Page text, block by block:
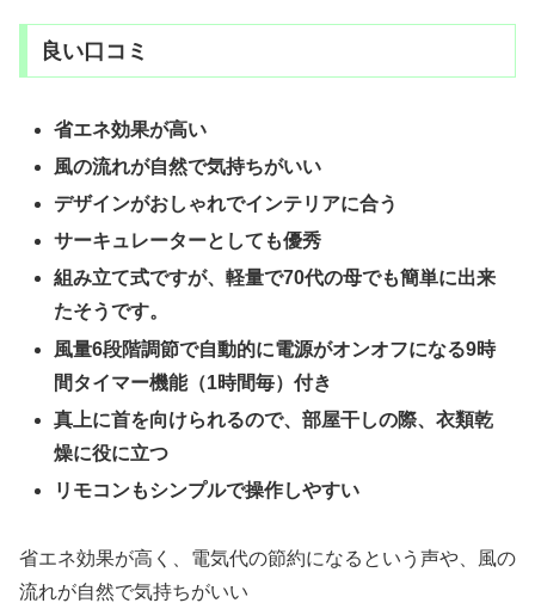
良い口コミ
省エネ効果が高い
風の流れが自然で気持ちがいい
デザインがおしゃれでインテリアに合う
サーキュレーターとしても優秀
組み立て式ですが、軽量で70代の母でも簡単に出来
たそうです。
風量6段階調節で自動的に電源がオンオフになる9時
間タイマー機能（1時間毎）付き
真上に首を向けられるので、部屋干しの際、衣類乾
燥に役に立つ
リモコンもシンプルで操作しやすい
省エネ効果が高く、電気代の節約になるという声や、風の
流れが自然で気持ちがいい